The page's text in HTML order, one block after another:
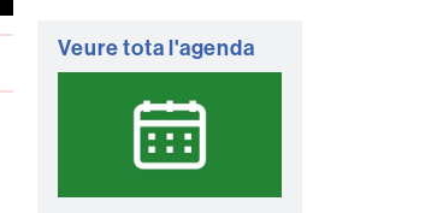
Veure tota l'agenda